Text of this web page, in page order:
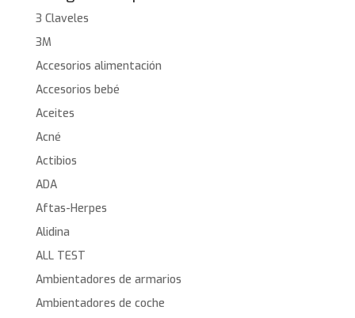
3 Claveles
3M
Accesorios alimentación
Accesorios bebé
Aceites
Acné
Actibios
ADA
Aftas-Herpes
Alidina
ALL TEST
Ambientadores de armarios
Ambientadores de coche